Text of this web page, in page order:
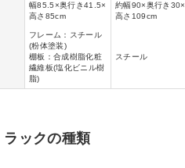
幅85.5×奥行き41.5×
高さ85cm
約幅90×奥行き30×
高さ109cm
フレーム：スチール
(粉体塗装)
棚板：合成樹脂化粧
繊維板(塩化ビニル樹
脂)
スチール
ラックの種類